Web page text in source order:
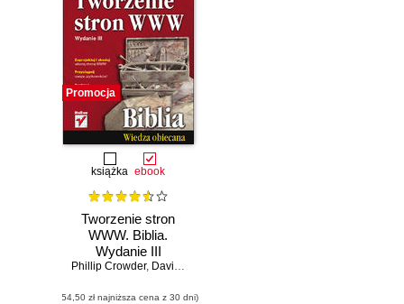
Promocja
książka ebook
Tworzenie stron
WWW. Biblia.
Wydanie III
Phillip Crowder, David A. Crowder
(54,50 zł najniższa cena z 30 dni)